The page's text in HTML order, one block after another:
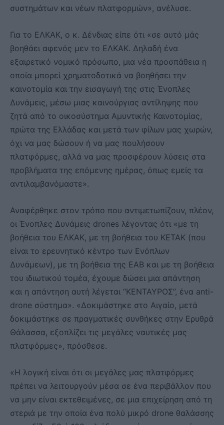
συστημάτων και νέων πλατφορμών», ανέλυσε.
Για το ΕΛΚΑΚ, ο κ. Δένδιας είπε ότι «σε αυτό μάς
βοηθάει αφενός μεν το ΕΛΚΑΚ. Δηλαδή ένα
εξαιρετικό νομικό πρόσωπο, μια νέα προσπάθεια η
οποία μπορεί χρηματοδοτικά να βοηθήσει την
καινοτομία και την εισαγωγή της στις Ένοπλες
Δυνάμεις, μέσω μιας καινούργιας αντίληψης που
ζητά από το οικοσύστημα Αμυντικής Καινοτομίας,
πρώτα της Ελλάδας και μετά των φίλων μας χωρών,
όχι να μας δώσουν ή να μας πουλήσουν
πλατφόρμες, αλλά να μας προσφέρουν λύσεις στα
προβλήματα της επόμενης ημέρας, όπως εμείς τα
αντιλαμβανόμαστε».
Αναφέρθηκε στον τρόπο που αντιμετωπίζουν, πλέον,
οι Ένοπλες Δυνάμεις drones λέγοντας ότι «με τη
βοήθεια του ΕΛΚΑΚ, με τη βοήθεια του ΚΕΤΑΚ (που
είναι το ερευνητικό κέντρο των Ενόπλων
Δυνάμεων), με τη βοήθεια της ΕΑΒ και με τη βοήθεια
του ιδιωτικού τομέα, έχουμε δώσει μια απάντηση
και η απάντηση αυτή λέγεται “ΚΕΝΤΑΥΡΟΣ”, ένα anti-
drone σύστημα». «Δοκιμάστηκε στο Αιγαίο, μετά
δοκιμάστηκε σε πραγματικές συνθήκες στην Ερυθρά
Θάλασσα, εξοπλίζει τις μεγάλες ναυτικές μας
πλατφόρμες», πρόσθεσε.
«Η λογική είναι ότι οι μεγάλες μας πλατφόρμες
πρέπει να λειτουργούν μέσα σε ένα περιβάλλον που
να μην είναι εκτεθειμένες, σε μια επιχείρηση από τη
στεριά με την οποία ένα πολύ μικρό drone θαλάσσης